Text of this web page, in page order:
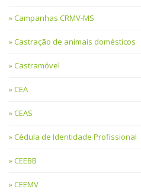
Campanhas CRMV-MS
Castração de animais domésticos
Castramóvel
CEA
CEAS
Cédula de Identidade Profissional
CEEBB
CEEMV